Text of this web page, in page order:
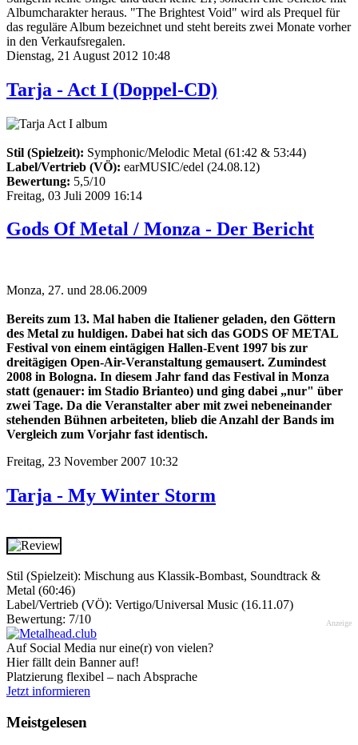
Albumcharakter heraus. "The Brightest Void" wird als Prequel für
das reguläre Album bezeichnet und steht bereits zwei Monate vorher
in den Verkaufsregalen.
Dienstag, 21 August 2012 10:48
Tarja - Act I (Doppel-CD)
Stil (Spielzeit): Symphonic/Melodic Metal (61:42 & 53:44)
Label/Vertrieb (VÖ): earMUSIC/edel (24.08.12)
Bewertung: 5,5/10
Freitag, 03 Juli 2009 16:14
Gods Of Metal / Monza - Der Bericht
Monza, 27. und 28.06.2009
Bereits zum 13. Mal haben die Italiener geladen, den Göttern
des Metal zu huldigen. Dabei hat sich das GODS OF METAL
Festival von einem eintägigen Hallen-Event 1997 bis zur
dreitägigen Open-Air-Veranstaltung gemausert. Zumindest
2008 in Bologna. In diesem Jahr fand das Festival in Monza
statt (genauer: im Stadio Brianteo) und ging dabei „nur" über
zwei Tage. Da die Veranstalter aber mit zwei nebeneinander
stehenden Bühnen arbeiteten, blieb die Anzahl der Bands im
Vergleich zum Vorjahr fast identisch.
Freitag, 23 November 2007 10:32
Tarja - My Winter Storm
Stil (Spielzeit): Mischung aus Klassik-Bombast, Soundtrack &
Metal (60:46)
Label/Vertrieb (VÖ): Vertigo/Universal Music (16.11.07)
Bewertung: 7/10
Anzeige
Auf Social Media nur eine(r) von vielen?
Hier fällt dein Banner auf!
Platzierung flexibel – nach Absprache
Jetzt informieren
Meistgelesen